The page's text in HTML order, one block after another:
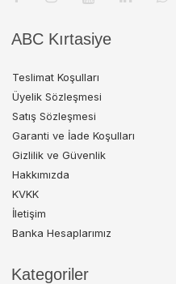
ABC Kırtasiye
Teslimat Koşulları
Üyelik Sözleşmesi
Satış Sözleşmesi
Garanti ve İade Koşulları
Gizlilik ve Güvenlik
Hakkımızda
KVKK
İletişim
Banka Hesaplarımız
Kategoriler